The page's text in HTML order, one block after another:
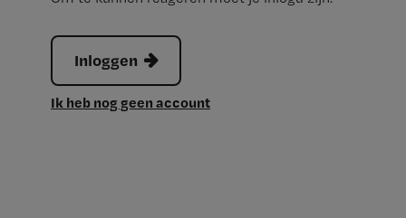
Inloggen
Ik heb nog geen account